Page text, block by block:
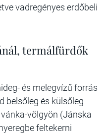
vadregényes erdőbeli
termálfürdők
és melegvízű forrás
belsőleg és külsőleg
völgyön (Jánska
feltekerni